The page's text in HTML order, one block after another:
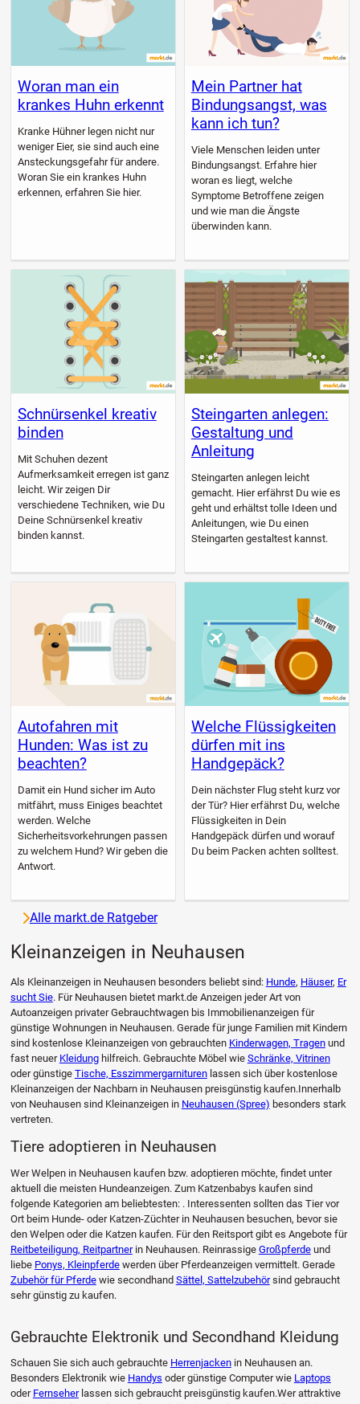
Woran man ein
krankes Huhn erkennt
Kranke Hühner legen nicht nur
weniger Eier, sie sind auch eine
Ansteckungsgefahr für andere.
Woran Sie ein krankes Huhn
erkennen, erfahren Sie hier.
Mein Partner hat
Bindungsangst, was
kann ich tun?
Viele Menschen leiden unter
Bindungsangst. Erfahre hier
woran es liegt, welche
Symptome Betroffene zeigen
und wie man die Ängste
überwinden kann.
Schnürsenkel kreativ
binden
Mit Schuhen dezent
Aufmerksamkeit erregen ist ganz
leicht. Wir zeigen Dir
verschiedene Techniken, wie Du
Deine Schnürsenkel kreativ
binden kannst.
Steingarten anlegen:
Gestaltung und
Anleitung
Steingarten anlegen leicht
gemacht. Hier erfährst Du wie es
geht und erhältst tolle Ideen und
Anleitungen, wie Du einen
Steingarten gestaltest kannst.
Autofahren mit
Hunden: Was ist zu
beachten?
Damit ein Hund sicher im Auto
mitfährt, muss Einiges beachtet
werden. Welche
Sicherheitsvorkehrungen passen
zu welchem Hund? Wir geben die
Antwort.
Welche Flüssigkeiten
dürfen mit ins
Handgepäck?
Dein nächster Flug steht kurz vor
der Tür? Hier erfährst Du, welche
Flüssigkeiten in Dein
Handgepäck dürfen und worauf
Du beim Packen achten solltest.
Alle markt.de Ratgeber
Kleinanzeigen in Neuhausen
Als Kleinanzeigen in Neuhausen besonders beliebt sind: Hunde, Häuser, Er
sucht Sie. Für Neuhausen bietet markt.de Anzeigen jeder Art von
Autoanzeigen privater Gebrauchtwagen bis Immobilienanzeigen für
günstige Wohnungen in Neuhausen. Gerade für junge Familien mit Kindern
sind kostenlose Kleinanzeigen von gebrauchten Kinderwagen, Tragenund
fast neuer Kleidunghilfreich. Gebrauchte Möbel wie Schränke, Vitrinen
oder günstige Tische, Esszimmergarniturenlassen sich über kostenlose
Kleinanzeigen der Nachbarn in Neuhausen preisgünstig kaufen.Innerhalb
von Neuhausen sind Kleinanzeigen in Neuhausen (Spree) besonders stark
vertreten.
Tiere adoptieren in Neuhausen
Wer Welpen in Neuhausen kaufen bzw. adoptieren möchte, findet unter
aktuell die meisten Hundeanzeigen. Zum Katzenbabys kaufen sind
folgende Kategorien am beliebtesten: . Interessenten sollten das Tier vor
Ort beim Hunde- oder Katzen-Züchter in Neuhausen besuchen, bevor sie
den Welpen oder die Katzen kaufen. Für den Reitsport gibt es Angebote für
Reitbeteiligung, Reitpartnerin Neuhausen. Reinrassige Großpferdeund
liebe Ponys, Kleinpferdewerden über Pferdeanzeigen vermittelt. Gerade
Zubehör für Pferdewie secondhand Sättel, Sattelzubehörsind gebraucht
sehr günstig zu kaufen.
Gebrauchte Elektronik und Secondhand Kleidung
Schauen Sie sich auch gebrauchte Herrenjackenin Neuhausen an.
Besonders Elektronik wie Handys oder günstige Computer wie Laptops
oder Fernseherlassen sich gebraucht preisgünstig kaufen.Wer attraktive